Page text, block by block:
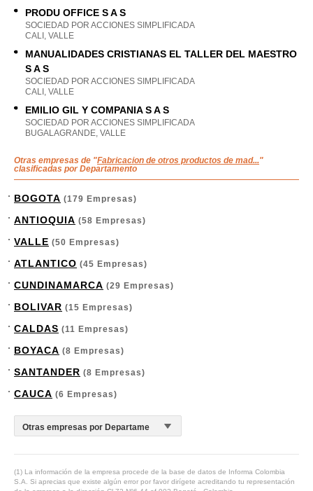
PRODU OFFICE S A S
SOCIEDAD POR ACCIONES SIMPLIFICADA
CALI, VALLE
MANUALIDADES CRISTIANAS EL TALLER DEL MAESTRO
S A S
SOCIEDAD POR ACCIONES SIMPLIFICADA
CALI, VALLE
EMILIO GIL Y COMPANIA S A S
SOCIEDAD POR ACCIONES SIMPLIFICADA
BUGALAGRANDE, VALLE
Otras empresas de "Fabricacion de otros productos de mad..."
clasificadas por Departamento
BOGOTA (179 Empresas)
ANTIOQUIA (58 Empresas)
VALLE (50 Empresas)
ATLANTICO (45 Empresas)
CUNDINAMARCA (29 Empresas)
BOLIVAR (15 Empresas)
CALDAS (11 Empresas)
BOYACA (8 Empresas)
SANTANDER (8 Empresas)
CAUCA (6 Empresas)
(1) La información de la empresa procede de la base de datos de Informa Colombia
S.A. Si aprecias que existe algún error por favor dirígete acreditando tu representación